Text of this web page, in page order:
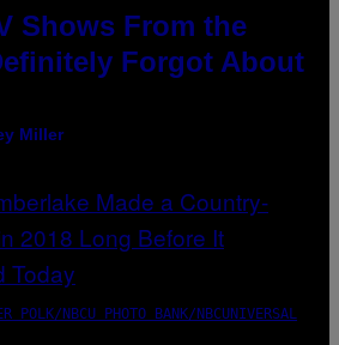
Shows From the
Forgot About
Miller
POLK/NBCU PHOTO BANK/NBCUNIVERSAL